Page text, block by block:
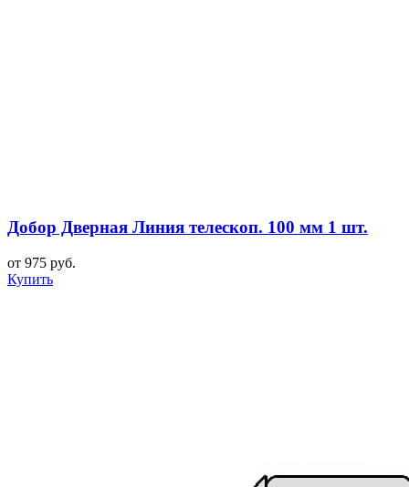
Добор Дверная Линия телескоп. 100 мм 1 шт.
от 975 руб.
Купить